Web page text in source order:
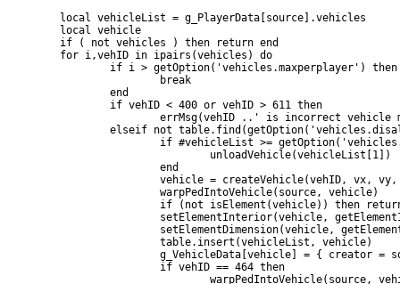
	local vehicleList = g_PlayerData[source].vehicles
	local vehicle
	if ( not vehicles ) then return end
	for i,vehID in ipairs(vehicles) do
		if i > getOption('vehicles.maxperplayer') then
			break
		end
		if vehID < 400 or vehID > 611 then
errMsg(vehID ..' is incorrect
elseif not
if #vehicleList >=
				unloadVehicle(vehicleList[1])
			end
vehicle = createVehicle(vehID, vx,
			warpPedIntoVehicle(source, vehicle)
if (not isElement(vehicle)) then
setElementInterior(vehicle,
setElementDimension(vehicle,
			table.insert(vehicleList, vehicle)
g_VehicleData[vehicle] = { creator =
			if vehID == 464 then
warpPedIntoVehicle(source,